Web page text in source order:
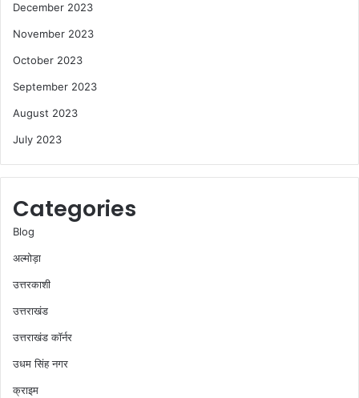
December 2023
November 2023
October 2023
September 2023
August 2023
July 2023
Categories
Blog
अल्मोड़ा
उत्तरकाशी
उत्तराखंड
उत्तराखंड कॉर्नर
उधम सिंह नगर
क्राइम